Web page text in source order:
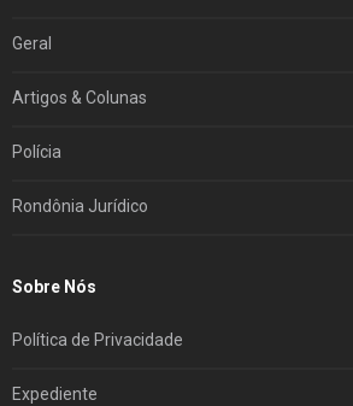
Geral
Artigos & Colunas
Polícia
Rondônia Jurídico
Sobre Nós
Política de Privacidade
Expediente